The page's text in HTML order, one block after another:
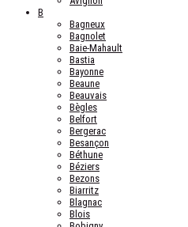
B
Bagneux
Bagnolet
Baie-Mahault
Bastia
Bayonne
Beaune
Beauvais
Bègles
Belfort
Bergerac
Besançon
Béthune
Béziers
Bezons
Biarritz
Blagnac
Blois